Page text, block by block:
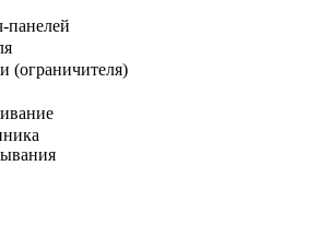
панелей
(ограничителя)